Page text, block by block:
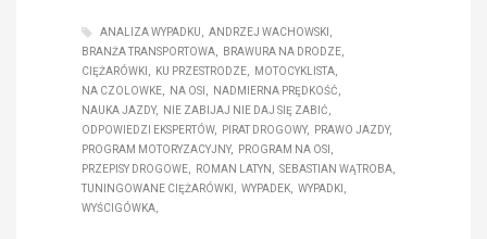
ANALIZA WYPADKU
ANDRZEJ WACHOWSKI
BRANŻA TRANSPORTOWA
BRAWURA NA DRODZE
CIĘŻARÓWKI
KU PRZESTRODZE
MOTOCYKLISTA
NA CZOLOWKE
NA OSI
NADMIERNA PRĘDKOŚĆ
NAUKA JAZDY
NIE ZABIJAJ NIE DAJ SIĘ ZABIĆ
ODPOWIEDZI EKSPERTÓW
PIRAT DROGOWY
PRAWO JAZDY
PROGRAM MOTORYZACYJNY
PROGRAM NA OSI
PRZEPISY DROGOWE
ROMAN LATYN
SEBASTIAN WĄTROBA
TUNINGOWANE CIĘŻARÓWKI
WYPADEK
WYPADKI
WYŚCIGÓWKA